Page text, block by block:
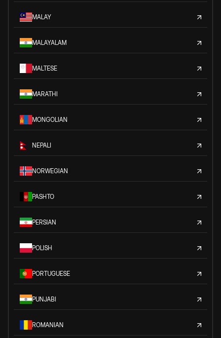
MALAY
MALAYALAM
MALTESE
MARATHI
MONGOLIAN
NEPALI
NORWEGIAN
PASHTO
PERSIAN
POLISH
PORTUGUESE
PUNJABI
ROMANIAN